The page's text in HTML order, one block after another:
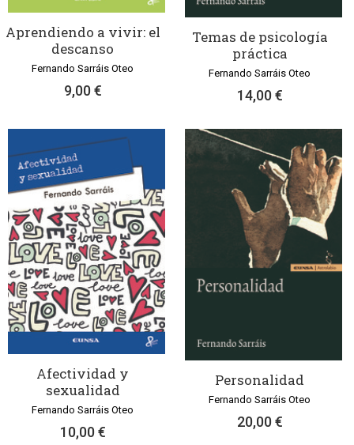
Aprendiendo a vivir: el
descanso
Fernando Sarráis Oteo
9,00 €
Temas de psicología
práctica
Fernando Sarráis Oteo
14,00 €
Afectividad y
sexualidad
Fernando Sarráis Oteo
10,00 €
Personalidad
Fernando Sarráis Oteo
20,00 €